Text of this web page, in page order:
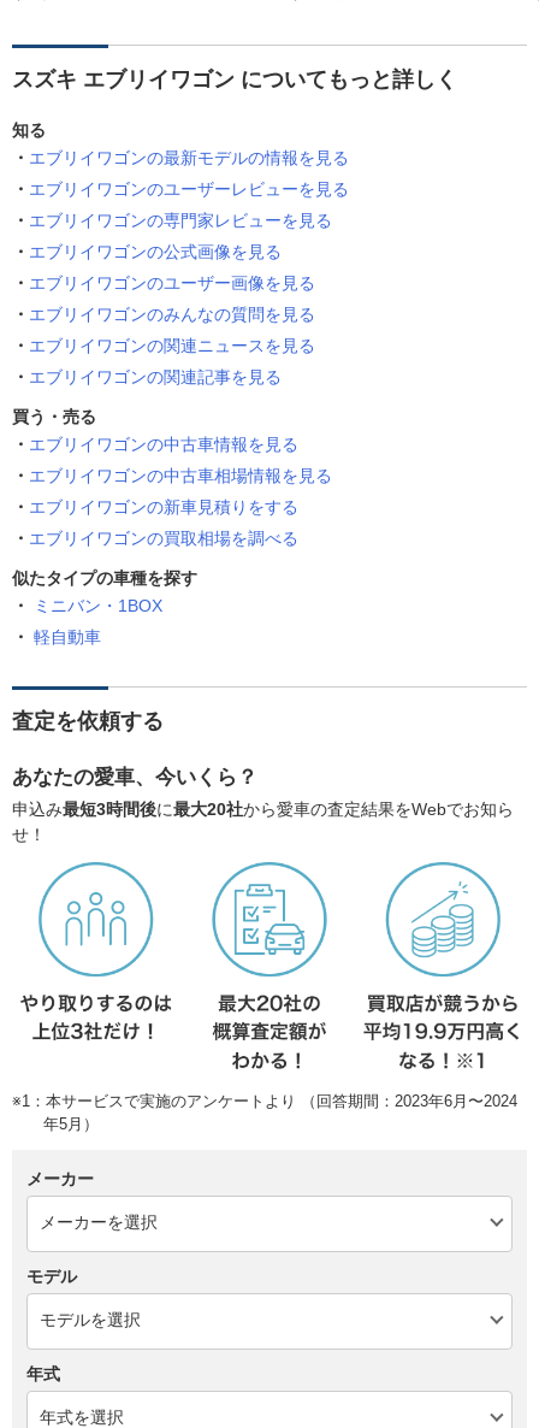
スズキ エブリイワゴン についてもっと詳しく
知る
エブリイワゴンの最新モデルの情報を見る
エブリイワゴンのユーザーレビューを見る
エブリイワゴンの専門家レビューを見る
エブリイワゴンの公式画像を見る
エブリイワゴンのユーザー画像を見る
エブリイワゴンのみんなの質問を見る
エブリイワゴンの関連ニュースを見る
エブリイワゴンの関連記事を見る
買う・売る
エブリイワゴンの中古車情報を見る
エブリイワゴンの中古車相場情報を見る
エブリイワゴンの新車見積りをする
エブリイワゴンの買取相場を調べる
似たタイプの車種を探す
ミニバン・1BOX
軽自動車
査定を依頼する
あなたの愛車、今いくら？
申込み最短3時間後に最大20社から愛車の査定結果をWebでお知ら
せ！
※1：本サービスで実施のアンケートより （回答期間：2023年6月〜2024
年5月）
メーカー
モデル
年式